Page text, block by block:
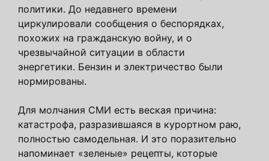
политики. До недавнего времени
циркулировали сообщения о беспорядках,
похожих на гражданскую войну, и о
чрезвычайной ситуации в области
энергетики. Бензин и электричество были
нормированы.
Для молчания СМИ есть веская причина:
катастрофа, разразившаяся в курортном раю,
полностью самодельная. И это поразительно
напоминает «зеленые» рецепты, которые